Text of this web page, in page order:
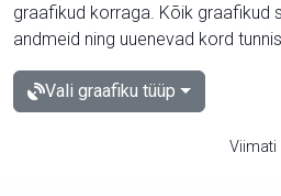
graafikud korraga. Kõik graafikud
andmeid ning uuenevad kord tunnis.
Vali graafiku tüüp
Viimati